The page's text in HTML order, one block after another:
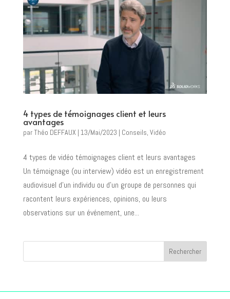
4 types de témoignages client et leurs
avantages
parThéo DEFFAUX | 13/Mai/2023 | Conseils Vidéo
4 types de vidéo témoignages client et leurs avantages
Un témoignage (ou interview) vidéo est un enregistrement
audiovisuel d’un individu ou d’un groupe de personnes qui
racontent leurs expériences, opinions, ou leurs
observations sur un événement, une...